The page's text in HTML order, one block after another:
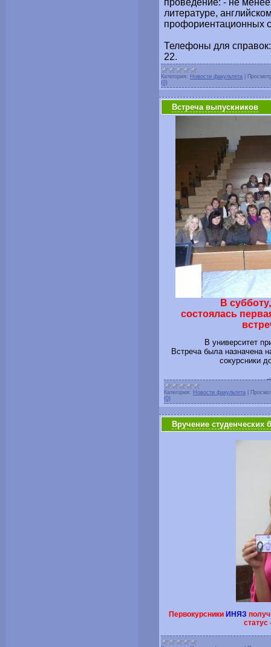
литературе,
профориентационных
Телефоны для
22.
Категория: Новости факультета
(0)
Встреча выпускников
В
состоялась
В университет
Встреча была назначена
сокурсники
Категория: Новости факультета
(0)
Вручение студенческих
Первокурсники ИНЯЗ
статус